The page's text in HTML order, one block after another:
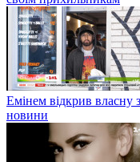
Емінем відкрив власну
новини